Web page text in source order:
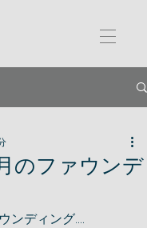
のファウンデ
ンディング....